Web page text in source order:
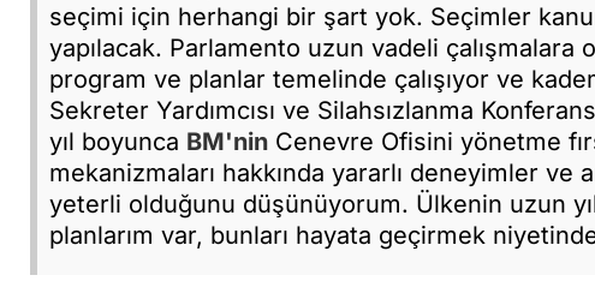
seçimi için herhangi bir şart yok. Seçimler
yapılacak. Parlamento uzun vadeli çalışmalara
program ve planlar temelinde çalışıyor ve
Sekreter Yardımcısı ve Silahsızlanma
yıl boyunca BM'nin Cenevre Ofisini yönetme
mekanizmaları hakkında yararlı deneyimler ve
yeterli olduğunu düşünüyorum. Ülkenin uzun
planlarım var, bunları hayata geçirmek